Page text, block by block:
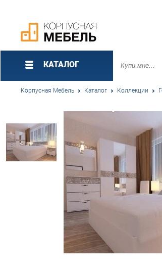
КАТАЛОГ
Корпусная Мебель Каталог Коллекции